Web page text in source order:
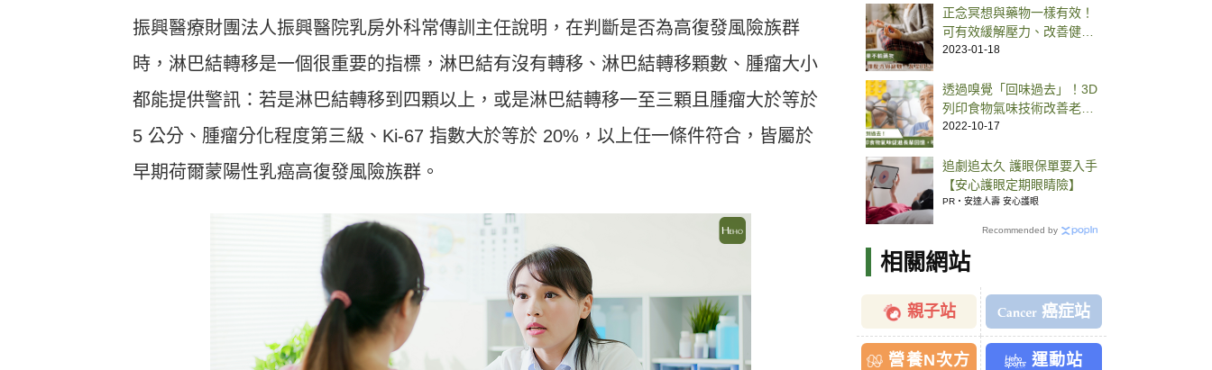
振興醫療財團法人振興醫院乳房外科常傳訓主任說明，在判斷是否為高復發風險族群
時，淋巴結轉移是一個很重要的指標，淋巴結有沒有轉移、淋巴結轉移顆數、腫瘤大小
都能提供警訊：若是淋巴結轉移到四顆以上，或是淋巴結轉移一至三顆且腫瘤大於等於
5 公分、腫瘤分化程度第三級、Ki-67 指數大於等於 20%，以上任一條件符合，皆屬於
早期荷爾蒙陽性乳癌高復發風險族群。
正念冥想與藥物一樣有效！
可有效緩解壓力、改善健康
甚至預防疾病
2023-01-18
透過嗅覺「回味過去」！3D
列印食物氣味技術改善老年
人認知記憶
2022-10-17
追劇追太久 護眼保單要入手
【安心護眼定期眼睛險】
PR・安達人壽 安心護眼
Recommended by
相關網站
親子站 癌症站
營養N次方 運動站